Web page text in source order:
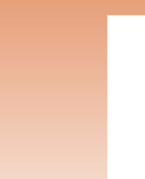
Appuyez sur Enter